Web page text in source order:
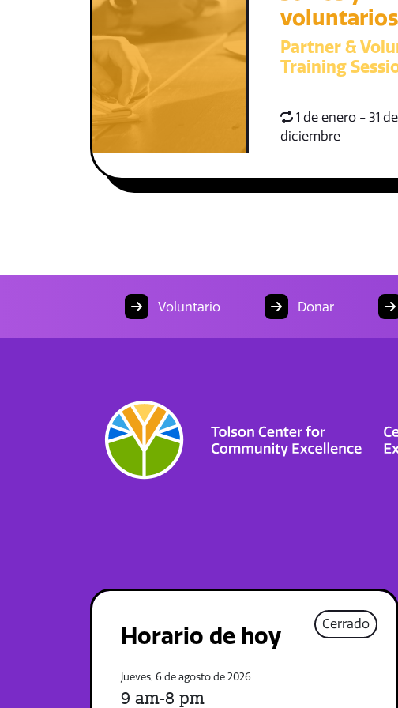
voluntarios
Partner &
Training
1 de enero - 31 de
diciembre
Voluntario Donar
Horario de hoy
Jueves, 6 de agosto de 2026
9 am-8 pm
Cerrado